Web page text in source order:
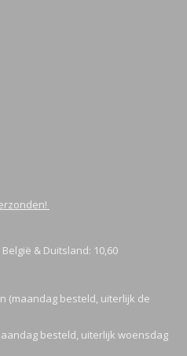
& Duitsland: 10,60
(maandag besteld, uiterlijk de
besteld, uiterlijk woensdag